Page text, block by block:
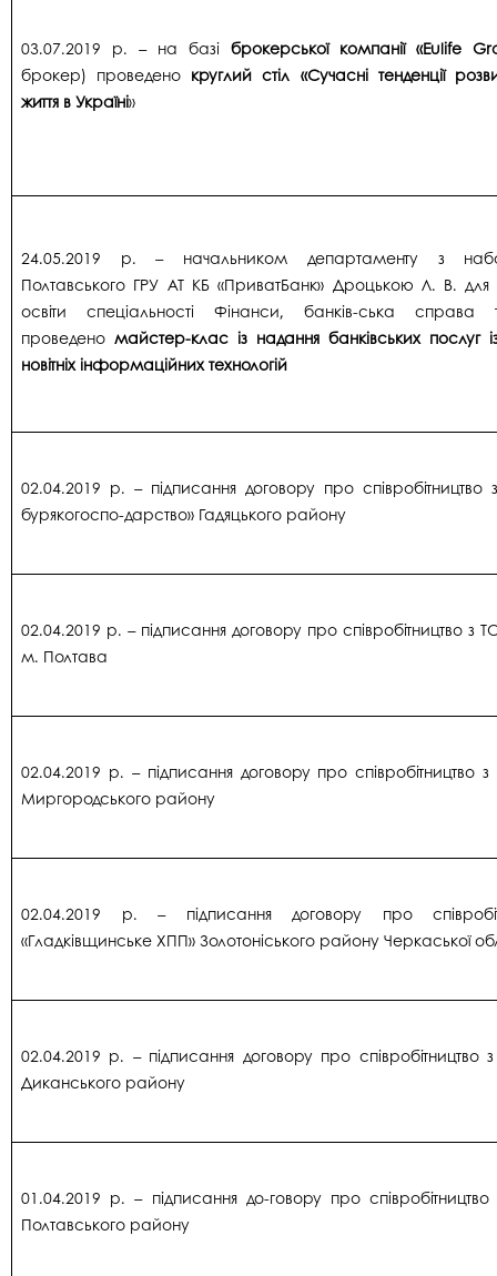
03.07.2019 р. – на базі брокерської компанії «Eulife
брокер) проведено круглий стіл «Сучасні тенденції
життя в Україні»
24.05.2019 р. – начальником департаменту з
Полтавського ГРУ АТ КБ «ПриватБанк» Дроцькою Л. В. для
освіти спеціальності Фінанси, банків-ська справа
проведено майстер-клас із надання банківських послуг
новітніх інформаційних технологій
02.04.2019 р. – підписання договору про співробітництво
бурякогоспо-дарство» Гадяцького району
02.04.2019 р. – підписання договору про співробітництво з
м. Полтава
02.04.2019 р. – підписання договору про співробітництво
Миргородського району
02.04.2019 р. – підписання договору про
«Гладківщинське ХПП» Золотоніського району Черкаської
02.04.2019 р. – підписання договору про співробітництво
Диканського району
01.04.2019 р. – підписання до-говору про
Полтавського району